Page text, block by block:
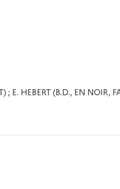
; E. HEBERT (B.D., EN NOIR,